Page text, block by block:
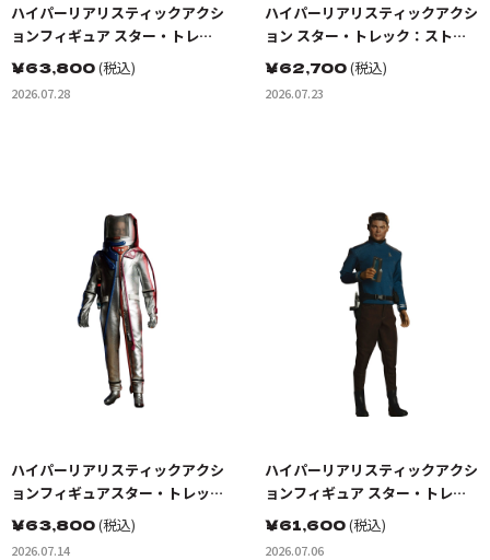
ハイパーリアリスティックアクシ
ョンフィギュア スター・トレッ
ク:宇宙大作戦 ゴトス星の怪人 ト
レレイン
￥63,800(税込)
2026.07.28
ハイパーリアリスティックアクシ
ョン スター・トレック：ストレ
ンジ・ニュー・ワールド ベケッ
トマリナー少尉
￥62,700(税込)
2026.07.23
ハイパーリアリスティックアクシ
ョンフィギュアスター・トレッ
ク:宇宙大作戦 カーク船長 EVスー
ツ（宇宙服）
￥63,800(税込)
2026.07.14
ハイパーリアリスティックアクシ
ョンフィギュア スター・トレッ
ク BEYOND ドクター・レナー
ド・ボーンズ・マッコイ
￥61,600(税込)
2026.07.06